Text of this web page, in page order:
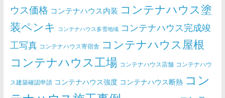
ウス価格 コンテナハウス内装 コンテナハウス塗
装ペンキ
コンテナハウス多雪地域 コンテナハウス完成竣
工写真 コンテナハウス寄宿舎 コンテナハウス屋根
コンテナハウス工場 コンテナハウス店舗 コンテナハウ
ス建築確認申請 コンテナハウス強度 コンテナハウス断熱 コン